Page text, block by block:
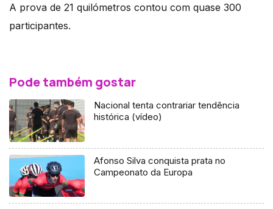
A prova de 21 quilómetros contou com quase 300
participantes.
Pode também gostar
Nacional tenta contrariar tendência
histórica (vídeo)
Afonso Silva conquista prata no
Campeonato da Europa